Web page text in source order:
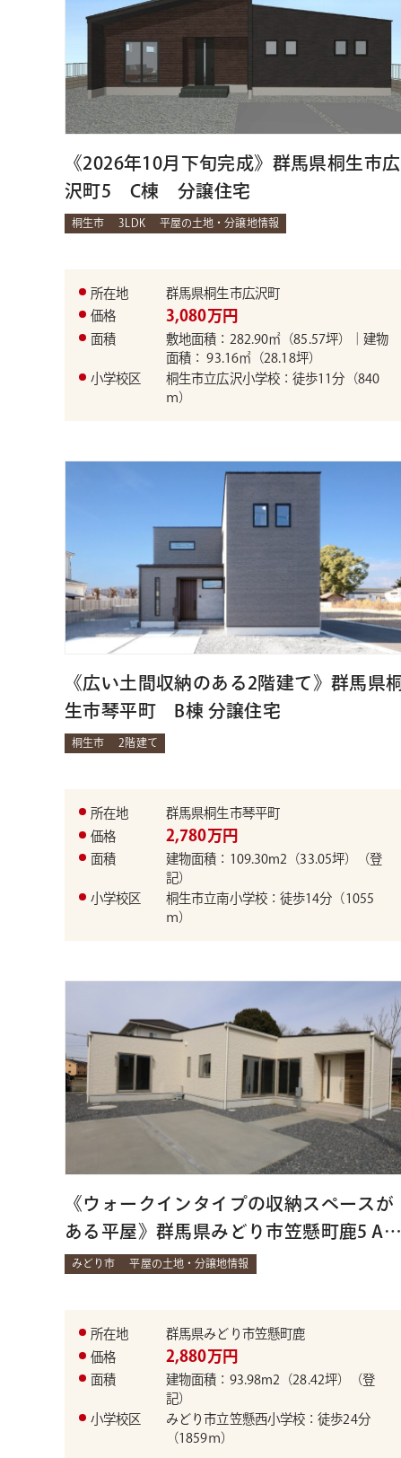
《2026年10月下旬完成》群馬県桐生市広
沢町5 C棟 分譲住宅
桐生市 3LDK 平屋の土地・分譲地情報
所在地
群馬県桐生市広沢町
価格
3,080万円
面積
敷地面積：282.90㎡（85.57坪）｜建物
面積： 93.16㎡（28.18坪）
小学校区
桐生市立広沢小学校：徒歩11分（840
ｍ）
《広い土間収納のある2階建て》群馬県桐
生市琴平町 B棟 分譲住宅
桐生市 2階建て
所在地
群馬県桐生市琴平町
価格
2,780万円
面積
建物面積：109.30m2（33.05坪）（登
記）
小学校区
桐生市立南小学校：徒歩14分（1055
ｍ）
《ウォークインタイプの収納スペースが
ある平屋》群馬県みどり市笠懸町鹿5 A
棟 分譲住宅
みどり市 平屋の土地・分譲地情報
所在地
群馬県みどり市笠懸町鹿
価格
2,880万円
面積
建物面積：93.98m2（28.42坪）（登
記）
小学校区
みどり市立笠懸西小学校：徒歩24分
（1859ｍ）